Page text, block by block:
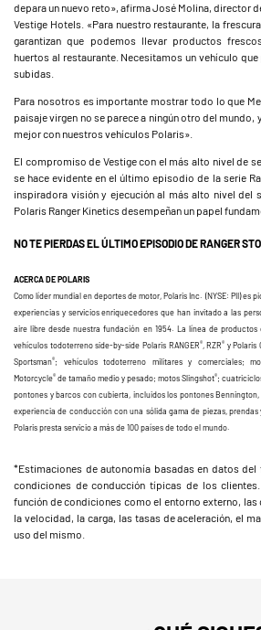
depara un nuevo reto», afirma José Molina, director
Vestige Hotels. «Para nuestro restaurante, la
garantizan que podemos llevar productos
huertos al restaurante. Necesitamos un vehículo
subidas.
Para nosotros es importante mostrar todo lo que
paisaje virgen no se parece a ningún otro del mundo,
mejor con nuestros vehículos Polaris».
El compromiso de Vestige con el más alto nivel de
se hace evidente en el último episodio de la serie
inspiradora visión y ejecución al más alto nivel del
Polaris Ranger Kinetics desempeñan un papel
NO TE PIERDAS EL ÚLTIMO EPISODIO DE RANGER
ACERCA DE POLARIS
Como líder mundial en deportes de motor, Polaris Inc. (NYSE: PII) es
experiencias y servicios enriquecedores que han invitado a las
aire libre desde nuestra fundación en 1954. La línea de
vehículos todoterreno side-by-side Polaris RANGER®, RZR® y Polaris
Sportsman®; vehículos todoterreno militares y comerciales;
Motorcycle® de tamaño medio y pesado; motos Slingshot®;
pontones y barcos con cubierta, incluidos los pontones
experiencia de conducción con una sólida gama de piezas, prendas
Polaris presta servicio a más de 100 países de todo el mundo.
*Estimaciones de autonomía basadas en datos
condiciones de conducción típicas de los
función de condiciones como el entorno externo,
la velocidad, la carga, las tasas de aceleración, el
uso del mismo.